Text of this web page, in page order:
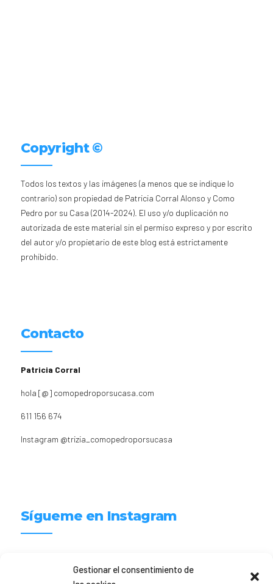
Gestionar el consentimiento de
Copyright ©
Todos los textos y las imágenes (a menos que se indique lo
contrario) son propiedad de Patricia Corral Alonso y Como
Pedro por su Casa (2014-2024). El uso y/o duplicación no
autorizada de este material sin el permiso expreso y por escrito
del autor y/o propietario de este blog está estrictamente
prohibido.
Contacto
Patricia Corral
hola [@] comopedroporsucasa.com
611 156 674
Instagram @trizia_comopedroporsucasa
Sígueme en Instagram
Freelance | Web | RRSS
Mi tienda de productos ECO
@lacatalina.shop